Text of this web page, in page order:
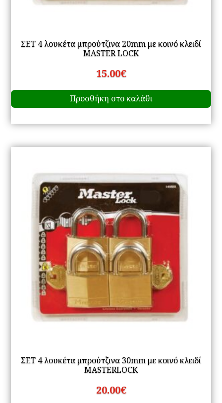
ΣΕΤ 4 λουκέτα μπρούτζινα 20mm με κοινό κλειδί
MASTER LOCK
15.00€
Προσθήκη στο καλάθι
ΣΕΤ 4 λουκέτα μπρούτζινα 30mm με κοινό κλειδί
MASTERLOCK
20.00€